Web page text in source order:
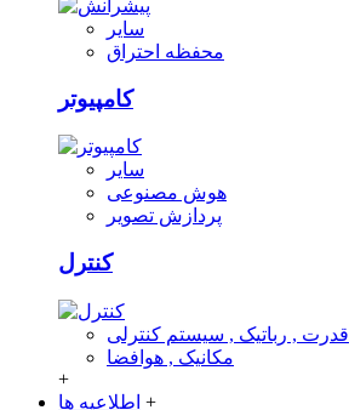
سایر
محفظه احتراق
کامپیوتر
سایر
هوش مصنوعی
پردازش تصویر
کنترل
قدرت , رباتیک , سیستم کنترلی
مکانیک , هوافضا
+
اطلاعیه ها +